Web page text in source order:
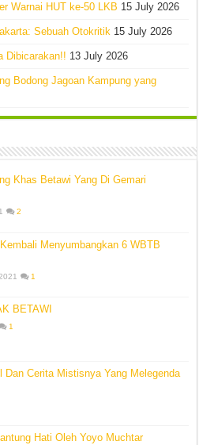
Warnai HUT ke-50 LKB 15 July 2026
Sebuah Otokritik 15 July 2026
Dibicarakan!! 13 July 2026
Bodong Jagoan Kampung yang
Khas Betawi Yang Di Gemari
2
Menyumbangkan 6 WBTB
1
BETAWI
1
Dan Cerita Mistisnya Yang Melegenda
Hati Oleh Yoyo Muchtar